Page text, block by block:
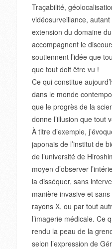
Traçabilité,
vidéosurveillance, autant
extension du domaine
accompagnent le
soutiennent l’idée que
que tout doit être vu !
Ce qui constitue
dans le monde
que le progrès de la
donne l’illusion que tout
À titre d’exemple,
japonais de l’institut de
de l’université de
moyen d’observer
la disséquer, sans
manière invasive et
rayons X, ou par tout
l’imagerie médicale. Ce
rendu la peau de la
selon l’expression de